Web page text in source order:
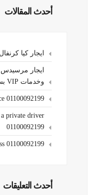
أحدث المقالات
ايجار كيا كرنفال
وخدمات VIP بسائق
01100092199
private driver
01100092199
01100092199
أحدث التعليقات